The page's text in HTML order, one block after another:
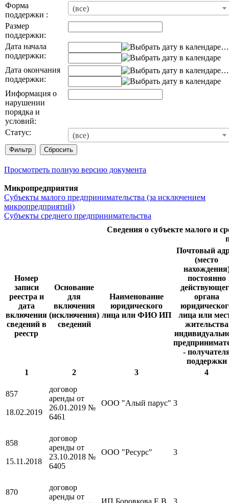
Форма
поддержки :
(все)
Размер
поддержки:
Дата начала
поддержки:
…
Дата окончания
поддержки:
…
Информация о
нарушении
порядка и
условий:
Статус:
(все)
Просмотреть полную версию документа
Микропредприятия
Субъекты малого предпринимательства (за исключением
микропредприятий)
Субъекты среднего предпринимательства
Сведения о субъекте малого и
Номер
записи
реестра и
дата
включения
сведений в
реестр
Основание
для
включения
(исключения)
сведений
Наименование
юридического
лица или ФИО ИП
Почтовый
(место
постоянно
органа
лица или
жительства
-
поддержки
1
2 3 4
857
18.02.2019
договор
аренды от
26.01.2019 №
6461
ООО "Алый парус" 3
858
15.11.2018
договор
аренды от
23.10.2018 №
6405
ООО "Ресурс" 3
870
договор
аренды от
ИП Боровкова Е.В. 3